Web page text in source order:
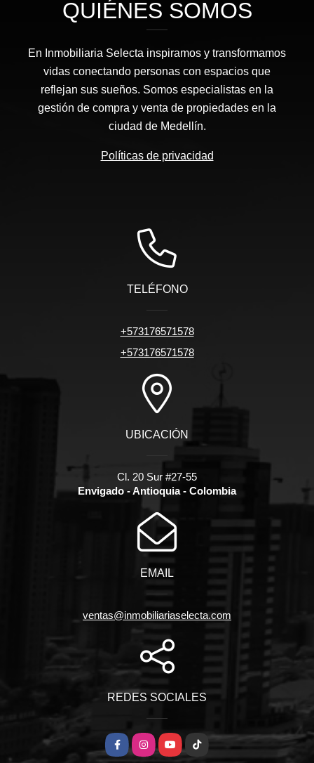
QUIÉNES SOMOS
En Inmobiliaria Selecta inspiramos y transformamos
vidas conectando personas con espacios que
reflejan sus sueños. Somos especialistas en la
gestión de compra y venta de propiedades en la
ciudad de Medellín.
Políticas de privacidad
TELÉFONO
+573176571578
+573176571578
UBICACIÓN
Cl. 20 Sur #27-55
Envigado - Antioquia - Colombia
EMAIL
ventas@inmobiliariaselecta.com
REDES SOCIALES
FacebookInstagramYouTubeTikTok